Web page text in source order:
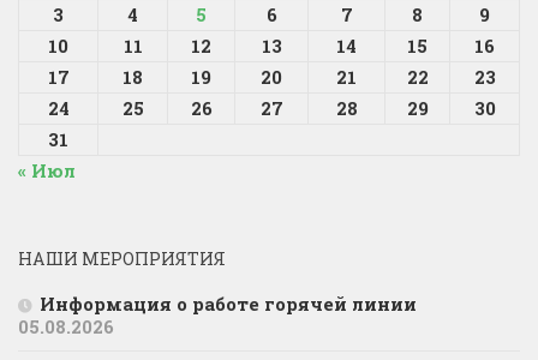
3
4 5 6 7 8
9
10
11 12 13 14 15
16
17
18 19 20 21 22
23
24
25 26 27 28 29
30
31
« Июл
НАШИ МЕРОПРИЯТИЯ
Информация о работе горячей линии
05.08.2026